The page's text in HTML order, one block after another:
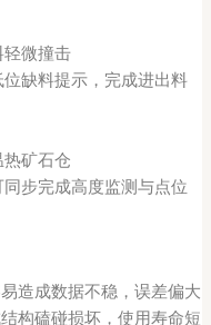
微撞击
缺料提示，完成进出料
矿石仓
步完成高度监测与点位
造成数据不稳，误差偏大
构磕碰损坏，使用寿命短